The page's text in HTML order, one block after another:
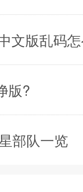
文版乱码
版?
部队一览